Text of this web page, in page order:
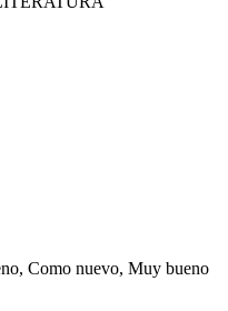
Como nuevo, Muy bueno